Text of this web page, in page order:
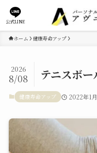
公式LINE
ホーム 健康寿命アップ
テニスボ
2026
8/08
健康寿命アップ 2022年1